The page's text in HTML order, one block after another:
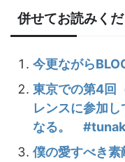
併せてお読みくだ
今更ながら
東京での第4回
レンスに参加
なる。
僕の愛すべき